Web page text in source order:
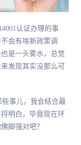
认证办理的事
会有啥新政策调
是一头雾水，总觉
发现其实没那么可
些事儿，我会结合最
明白，毕竟现在环
脚强对吧？